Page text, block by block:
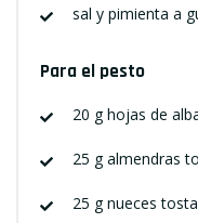
sal y pimienta a
Para el pesto
20 g hojas de
25 g almendras
25 g nueces